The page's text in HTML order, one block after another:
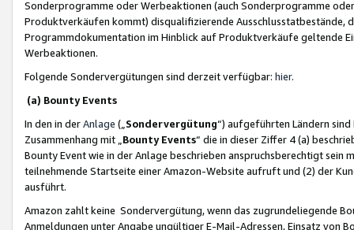
Sonderprogramme oder Werbeaktionen (auch Sonderprogramme
Produktverkäufen kommt) disqualifizierende Ausschlusstatbestände,
Programmdokumentation im Hinblick auf Produktverkäufe geltende
Werbeaktionen.
Folgende Sondervergütungen sind derzeit verfügbar: hier.
(a) Bounty Events
In den in derAnlage („ Sondervergütung“) aufgeführten Ländern
Zusammenhang mit „ Bounty Events“ die in dieser Ziffer 4 (a)
Bounty Event wie in der Anlage beschrieben anspruchsberechtigt sein
teilnehmende Startseite einer Amazon-Website aufruft und (2) der
ausführt.
Amazon zahlt keine Sondervergütung, wenn das zugrundeliegende
Anmeldungen unter Angabe ungültiger E-Mail-Adressen, Einsatz von